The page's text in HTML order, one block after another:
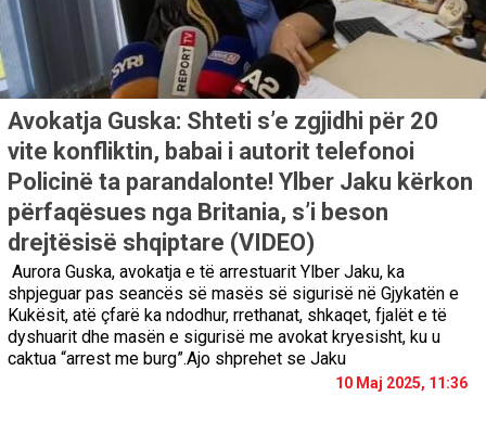
Avokatja Guska: Shteti s’e zgjidhi për 20
vite konfliktin, babai i autorit telefonoi
Policinë ta parandalonte! Ylber Jaku kërkon
përfaqësues nga Britania, s’i beson
drejtësisë shqiptare (VIDEO)
Aurora Guska, avokatja e të arrestuarit Ylber Jaku, ka
shpjeguar pas seancës së masës së sigurisë në Gjykatën e
Kukësit, atë çfarë ka ndodhur, rrethanat, shkaqet, fjalët e të
dyshuarit dhe masën e sigurisë me avokat kryesisht, ku u
caktua “arrest me burg”.Ajo shprehet se Jaku
10 Maj 2025, 11:36